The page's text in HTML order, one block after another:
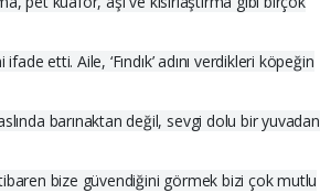
etti. Aile, ‘Fındık’ adını verdikleri köpeğin
barınaktan değil, sevgi dolu bir yuvadan
itibaren bize güvendiğini görmek bizi çok mutlu